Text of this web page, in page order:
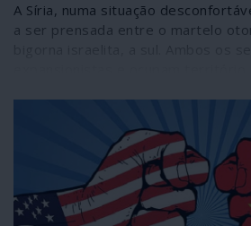
A Síria, numa situação
a ser prensada entre o martelo
na fronteira entre os Estados
ambos os casos invocam-se razões
um Estado colocado sob ameaça
“segurança” do Estado vizinho.